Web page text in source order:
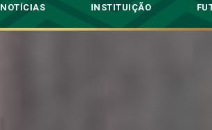
NOTÍCIAS INSTITUIÇÃO